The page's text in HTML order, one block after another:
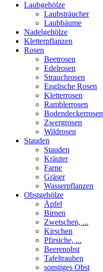
Laubgehölze
Laubsträucher
Laubbäume
Nadelgehölze
Kletterpflanzen
Rosen
Beetrosen
Edelrosen
Strauchrosen
Englische Rosen
Kletterrosen
Ramblerrosen
Bodendeckerrosen
Zwergrosen
Wildrosen
Stauden
Stauden
Kräuter
Farne
Gräser
Wasserpflanzen
Obstgehölze
Äpfel
Birnen
Zwetschen, ...
Kirschen
Pfirsiche, ...
Beerenobst
Tafeltrauben
sonstiges Obst